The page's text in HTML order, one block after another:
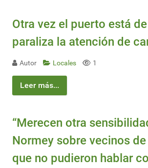
Otra vez el puerto está
paraliza la atención de
Autor Locales 1
Leer más...
“Merecen otra
Normey sobre vecinos
que no pudieron hablar